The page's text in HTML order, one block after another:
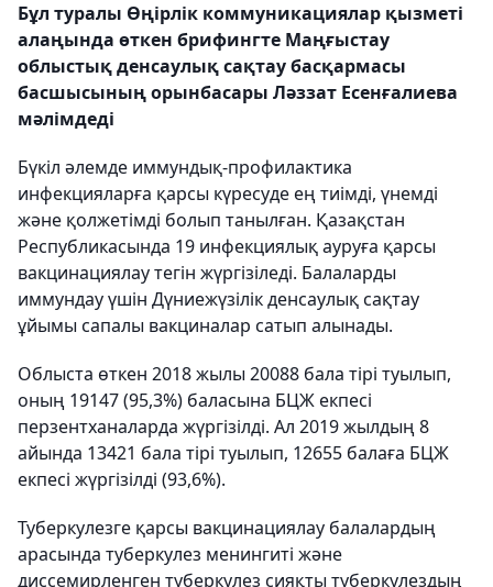
Бұл туралы Өңірлік коммуникациялар қызметі
алаңында өткен брифингте Маңғыстау
облыстық денсаулық сақтау басқармасы
басшысының орынбасары Ләззат Есенғалиева
мәлімдеді
Бүкіл әлемде иммундық-профилактика
инфекцияларға қарсы күресуде ең тиімді, үнемді
және қолжетімді болып танылған. Қазақстан
Республикасында 19 инфекциялық ауруға қарсы
вакцинациялау тегін жүргізіледі. Балаларды
иммундау үшін Дүниежүзілік денсаулық сақтау
ұйымы сапалы вакциналар сатып алынады.
Облыста өткен 2018 жылы 20088 бала тірі туылып,
оның 19147 (95,3%) баласына БЦЖ екпесі
перзентханаларда жүргізілді. Ал 2019 жылдың 8
айында 13421 бала тірі туылып, 12655 балаға БЦЖ
екпесі жүргізілді (93,6%).
Туберкулезге қарсы вакцинациялау балалардың
арасында туберкулез менингиті және
диссемирленген туберкулез сияқты туберкулездың